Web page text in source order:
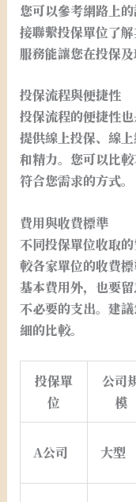
您可以參考網路上
接聯繫投保單位了
服務能讓您在投保及
投保流程與便捷性
投保流程的便捷性
提供線上投保、線
和精力。您可以比
符合您需求的方式。
費用與收費標準
不同投保單位收取
較各家單位的收費
基本費用外，也要
不必要的支出。建
細的比較。
投保單
位
公司
模
A公司 大型